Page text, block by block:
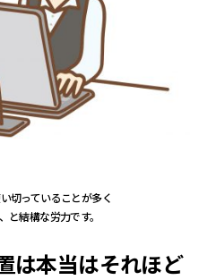
切っていることが多く
結構な労力です。
は本当はそれほど